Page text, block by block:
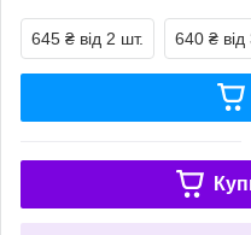
645 ₴ від 2 шт. 640 ₴